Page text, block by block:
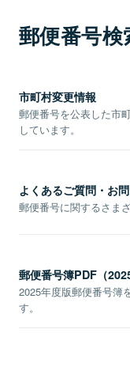
郵便番号
市町村変更情報
郵便番号を公表した市
しています。
よくあるご質問・お
郵便番号に関するさま
郵便番号簿PDF（
2025年度版郵便番号簿
す。